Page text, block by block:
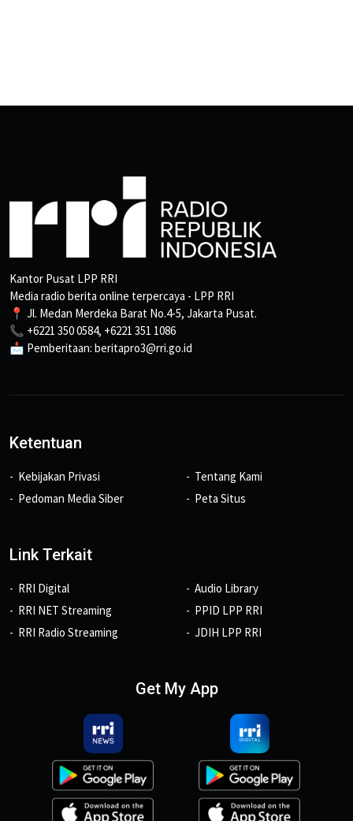
Kantor Pusat LPP RRI
Media radio berita online terpercaya - LPP RRI
📍 Jl. Medan Merdeka Barat No.4-5, Jakarta Pusat.
📞 +6221 350 0584, +6221 351 1086
📩 Pemberitaan: beritapro3@rri.go.id
Ketentuan
Kebijakan Privasi
Pedoman Media Siber
Tentang Kami
Peta Situs
Link Terkait
RRI Digital
RRI NET Streaming
RRI Radio Streaming
Audio Library
PPID LPP RRI
JDIH LPP RRI
Get My App